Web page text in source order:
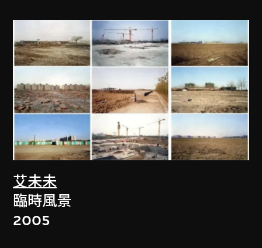
艾未未
臨時風景
2005